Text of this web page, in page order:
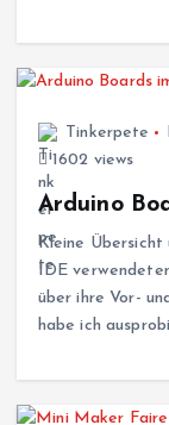
Tinkerpete
1602 views
Arduino
Kleine Übersicht
IDE
über ihre Vor-
habe ich